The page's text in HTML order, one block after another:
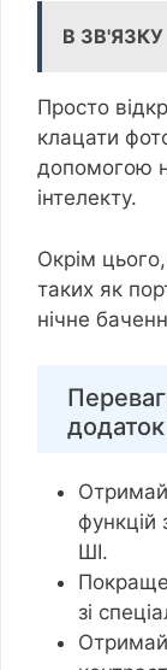
В ЗВ'ЯЗКУ
Просто
клацати
допомогою
інтелекту.
Окрім
таких як
нічне
додаток
функцій
ШІ.
зі